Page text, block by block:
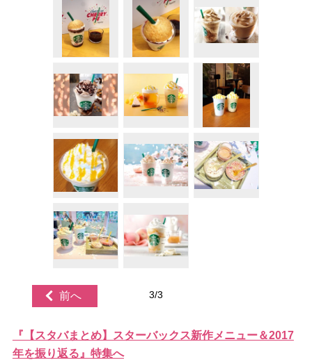
前へ 3/3
『【スタバまとめ】スターバックス新作メニュー＆2017
年を振り返る』特集へ